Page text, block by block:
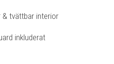
& tvättbar interior
inkluderat